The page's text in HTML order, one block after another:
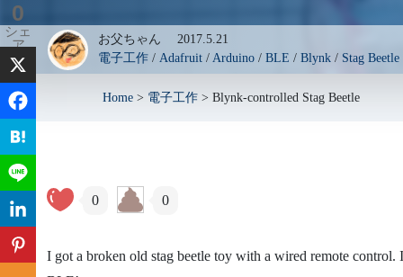
お父ちゃん 2017.5.21
電子工作/ Adafruit/ Arduino/ BLE / Blynk/ Stag Beetle
Home > 電子工作 > Blynk-controlled Stag Beetle
0 0
I got a broken old stag beetle toy with a wired remote
0
シェ
ア